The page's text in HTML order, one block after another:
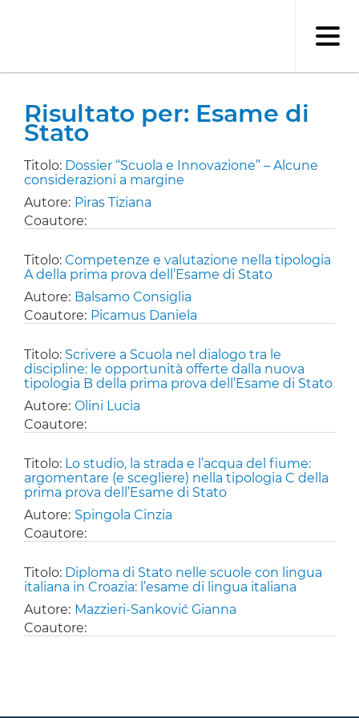
Risultato per: Esame di
Stato
Titolo: Dossier “Scuola e Innovazione” – Alcune
considerazioni a margine
Autore: Piras Tiziana
Coautore:
Titolo: Competenze e valutazione nella tipologia
A della prima prova dell’Esame di Stato
Autore: Balsamo Consiglia
Coautore: Picamus Daniela
Titolo: Scrivere a Scuola nel dialogo tra le
discipline: le opportunità offerte dalla nuova
tipologia B della prima prova dell’Esame di Stato
Autore: Olini Lucia
Coautore:
Titolo: Lo studio, la strada e l’acqua del fiume:
argomentare (e scegliere) nella tipologia C della
prima prova dell’Esame di Stato
Autore: Spingola Cinzia
Coautore:
Titolo: Diploma di Stato nelle scuole con lingua
italiana in Croazia: l’esame di lingua italiana
Autore: Mazzieri-Sanković Gianna
Coautore: